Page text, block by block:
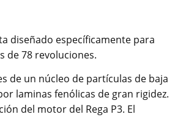
diseñado específicamente para
de 78 revoluciones.
de un núcleo de partículas de baja
laminas fenólicas de gran rigidez.
del motor del Rega P3. El